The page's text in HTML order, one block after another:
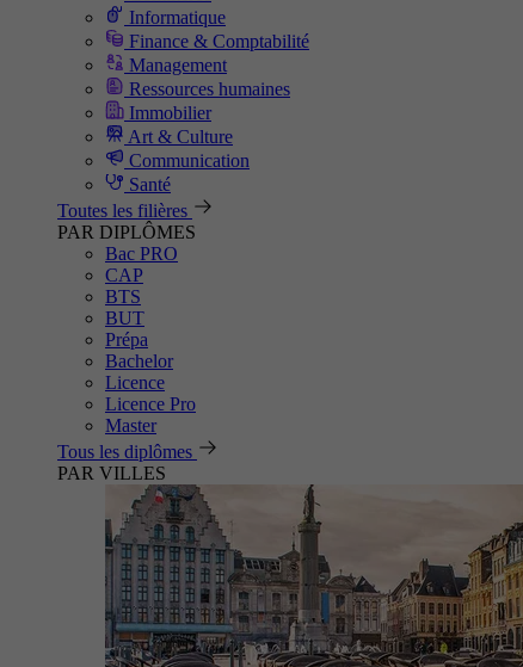
Informatique
Finance & Comptabilité
Management
Ressources humaines
Immobilier
Art & Culture
Communication
Santé
Toutes les filières
PAR DIPLÔMES
Bac PRO
CAP
BTS
BUT
Prépa
Bachelor
Licence
Licence Pro
Master
Tous les diplômes
PAR VILLES